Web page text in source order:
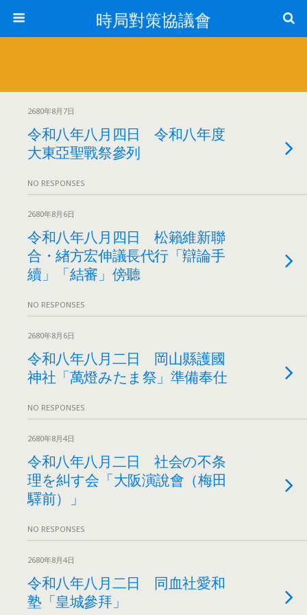
時局對策協議會
2680年8月7日
令和八年八月四日 令和八年度
大東亞聖戰祭參列
NO RESPONSES
2680年8月6日
令和八年八月四日 松籟維新聯
合・緖方宏伸議長代行「辯論手
續」「結審」傍聽
NO RESPONSES
2680年8月6日
令和八年八月二日 岡山縣護國
神社「萬燈みたま祭」準備奉仕
NO RESPONSES
2680年8月4日
令和八年八月二日 社会の不条
理を糾す会「大阪演說會（梅田
驛前）」
NO RESPONSES
2680年8月4日
令和八年八月二日 同血社愛和
塾「皇城參拜」